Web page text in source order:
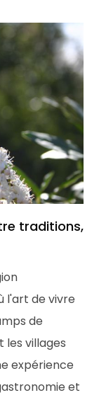
traditions,
l'art de vivre
de
les villages
expérience
et